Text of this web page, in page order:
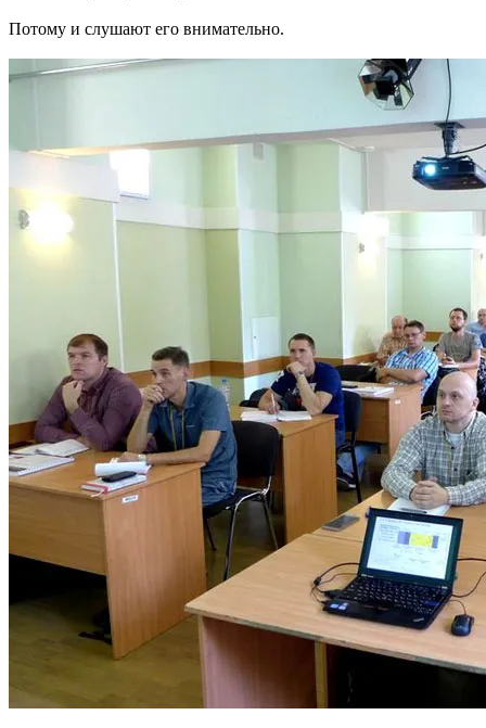
Потому и слушают его внимательно.